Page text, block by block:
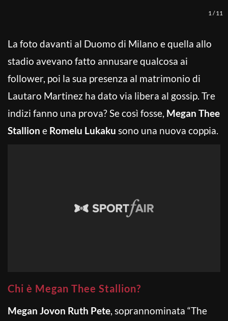
1 /11
La foto davanti al Duomo di Milano e quella allo
stadio avevano fatto annusare qualcosa ai
follower, poi la sua presenza al matrimonio di
Lautaro Martinez ha dato via libera al gossip. Tre
indizi fanno una prova? Se così fosse, Megan Thee
Stallion e Romelu Lukaku sono una nuova coppia.
Chi è Megan Thee Stallion?
Megan Jovon Ruth Pete, soprannominata “The